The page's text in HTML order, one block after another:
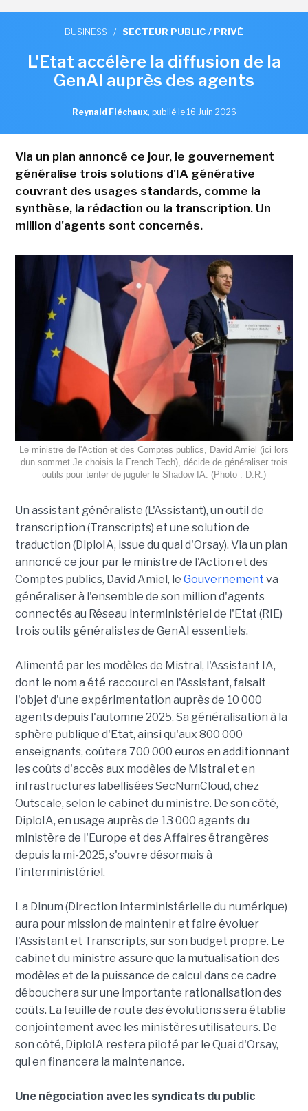
BUSINESS / SECTEUR PUBLIC / PRIVÉ
L'Etat accélère la diffusion de la
GenAI auprès des agents
Reynald Fléchaux, publié le 16 Juin 2026
Via un plan annoncé ce jour, le gouvernement
généralise trois solutions d'IA générative
couvrant des usages standards, comme la
synthèse, la rédaction ou la transcription. Un
million d'agents sont concernés.
Le ministre de l'Action et des Comptes publics, David Amiel (ici lors
dun sommet Je choisis la French Tech), décide de généraliser trois
outils pour tenter de juguler le Shadow IA. (Photo : D.R.)
Un assistant généraliste (L'Assistant), un outil de
transcription (Transcripts) et une solution de
traduction (DiploIA, issue du quai d'Orsay). Via un plan
annoncé ce jour par le ministre de l'Action et des
Comptes publics, David Amiel, le Gouvernement va
généraliser à l'ensemble de son million d'agents
connectés au Réseau interministériel de l'Etat (RIE)
trois outils généralistes de GenAI essentiels.
Alimenté par les modèles de Mistral, l'Assistant IA,
dont le nom a été raccourci en l'Assistant, faisait
l'objet d'une expérimentation auprès de 10 000
agents depuis l'automne 2025. Sa généralisation à la
sphère publique d'Etat, ainsi qu'aux 800 000
enseignants, coûtera 700 000 euros en additionnant
les coûts d'accès aux modèles de Mistral et en
infrastructures labellisées SecNumCloud, chez
Outscale, selon le cabinet du ministre. De son côté,
DiploIA, en usage auprès de 13 000 agents du
ministère de l'Europe et des Affaires étrangères
depuis la mi-2025, s'ouvre désormais à
l'interministériel.
La Dinum (Direction interministérielle du numérique)
aura pour mission de maintenir et faire évoluer
l'Assistant et Transcripts, sur son budget propre. Le
cabinet du ministre assure que la mutualisation des
modèles et de la puissance de calcul dans ce cadre
débouchera sur une importante rationalisation des
coûts. La feuille de route des évolutions sera établie
conjointement avec les ministères utilisateurs. De
son côté, DiploIA restera piloté par le Quai d'Orsay,
qui en financera la maintenance.
Une négociation avec les syndicats du public